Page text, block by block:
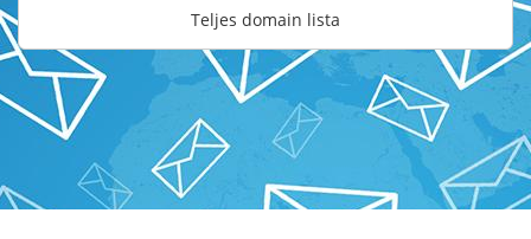
Teljes domain lista